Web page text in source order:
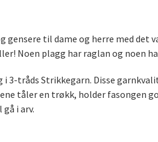
gensere til dame og herre med
Noen plagg har raglan og noen
3-tråds Strikkegarn. Disse
tåler en trøkk, holder fasongen
i arv.